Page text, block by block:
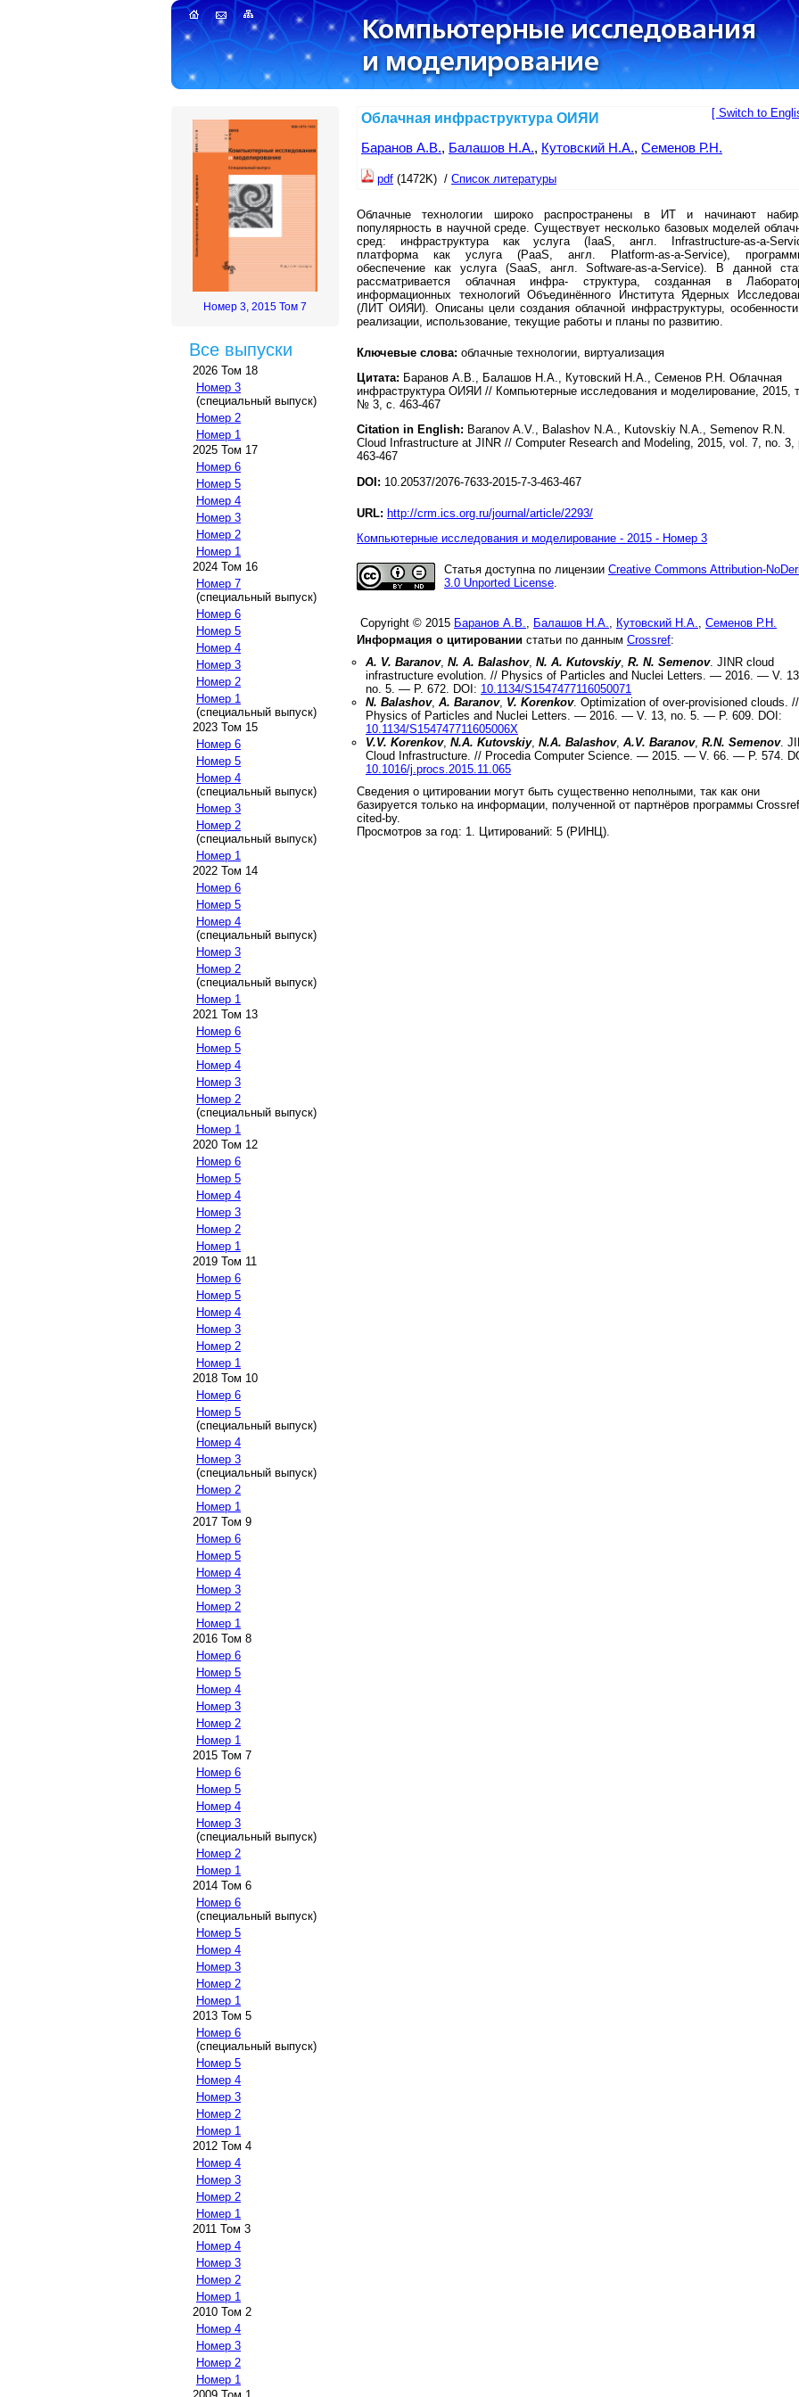
Номер 3, 2015 Том 7
Все выпуски
2026 Том 18
Номер 3
(специальный выпуск)
Номер 2
Номер 1
2025 Том 17
Номер 6
Номер 5
Номер 4
Номер 3
Номер 2
Номер 1
2024 Том 16
Номер 7
(специальный выпуск)
Номер 6
Номер 5
Номер 4
Номер 3
Номер 2
Номер 1
(специальный выпуск)
2023 Том 15
Номер 6
Номер 5
Номер 4
(специальный выпуск)
Номер 3
Номер 2
(специальный выпуск)
Номер 1
2022 Том 14
Номер 6
Номер 5
Номер 4
(специальный выпуск)
Номер 3
Номер 2
(специальный выпуск)
Номер 1
2021 Том 13
Номер 6
Номер 5
Номер 4
Номер 3
Номер 2
(специальный выпуск)
Номер 1
2020 Том 12
Номер 6
Номер 5
Номер 4
Номер 3
Номер 2
Номер 1
2019 Том 11
Номер 6
Номер 5
Номер 4
Номер 3
Номер 2
Номер 1
2018 Том 10
Номер 6
Номер 5
(специальный выпуск)
Номер 4
Номер 3
(специальный выпуск)
Номер 2
Номер 1
2017 Том 9
Номер 6
Номер 5
Номер 4
Номер 3
Номер 2
Номер 1
2016 Том 8
Номер 6
Номер 5
Номер 4
Номер 3
Номер 2
Номер 1
2015 Том 7
Номер 6
Номер 5
Номер 4
Номер 3
(специальный выпуск)
Номер 2
Номер 1
2014 Том 6
Номер 6
(специальный выпуск)
Номер 5
Номер 4
Номер 3
Номер 2
Номер 1
2013 Том 5
Номер 6
(специальный выпуск)
Номер 5
Номер 4
Номер 3
Номер 2
Номер 1
2012 Том 4
Номер 4
Номер 3
Номер 2
Номер 1
2011 Том 3
Номер 4
Номер 3
Номер 2
Номер 1
2010 Том 2
Номер 4
Номер 3
Номер 2
Номер 1
[ Switch to
Облачная инфраструктура ОИЯИ
Баранов А.В., Балашов Н.А., Кутовский Н.А., Семенов Р.Н.
pdf (1472K) / Список литературы
Облачные технологии широко распространены в ИТ и начинают
популярность в научной среде. Существует несколько базовых моделей
сред: инфраструктура как услуга (IaaS, англ. Infrastructure-as-a-
платформа как услуга (PaaS, англ. Platform-as-a-Service),
обеспечение как услуга (SaaS, англ. Software-as-a-Service). В данной
рассматривается облачная инфра- структура, созданная в
информационных технологий Объединённого Института Ядерных
(ЛИТ ОИЯИ). Описаны цели создания облачной инфраструктуры,
реализации, использование, текущие работы и планы по развитию.
Ключевые слова: облачные технологии, виртуализация
Цитата: Баранов А.В., Балашов Н.А., Кутовский Н.А., Семенов Р.Н. Облачная
инфраструктура ОИЯИ // Компьютерные исследования и моделирование, 2015,
№ 3, с. 463-467
Citation in English: Baranov A.V., Balashov N.A., Kutovskiy N.A., Semenov R.N.
Cloud Infrastructure at JINR // Computer Research and Modeling, 2015, vol. 7, no. 3,
463-467
DOI: 10.20537/2076-7633-2015-7-3-463-467
URL: http://crm.ics.org.ru/journal/article/2293/
Компьютерные исследования и моделирование - 2015 - Номер 3
Статья доступна по лицензии Creative Commons Attribution-
3.0 Unported License
Copyright © 2015 Баранов А.В. Балашов Н.А. Кутовский Н.А.
Семенов Р.Н.
Информация о цитировании статьи по данным Crossref:
A. V. Baranov, N. A. Balashov, N. A. Kutovskiy, R. N. Semenov. JINR cloud
infrastructure evolution . // Physics of Particles and Nuclei Letters. — 2016 . — V. 13
no. 5 . — P. 672 DOI: 10.1134/S1547477116050071
N. Balashov, A. Baranov, V. Korenkov. Optimization of over-provisioned clouds . //
Physics of Particles and Nuclei Letters. — 2016 . — V. 13 , no. 5 . — P. 609
DOI:
10.1134/S154747711605006X
V.V. Korenkov, N.A. Kutovskiy, N.A. Balashov, A.V. Baranov, R.N. Semenov.
Cloud Infrastructure . // Procedia Computer Science. — 2015 . — V. 66 . — P. 574
10.1016/j.procs.2015.11.065
Сведения о цитировании могут быть существенно неполными, так как они
базируется только на информации, полученной от партнёров программы Crossref
cited-by.
Просмотров за год: 1. Цитирований: 5 (РИНЦ).